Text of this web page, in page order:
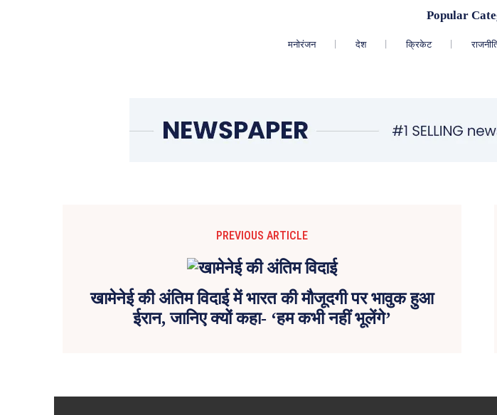
Popular
मनोरंजन देश क्रिकेट
PREVIOUS ARTICLE
खामेनेई की अंतिम विदाई में भारत की मौजूदगी पर भावुक हुआ
ईरान, जानिए क्यों कहा- ‘हम कभी नहीं भूलेंगे’